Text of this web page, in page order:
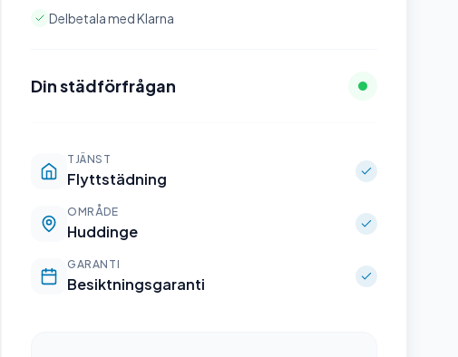
Delbetala med Klarna
Din städförfrågan
TJÄNST
Flyttstädning
OMRÅDE
Huddinge
GARANTI
Besiktningsgaranti